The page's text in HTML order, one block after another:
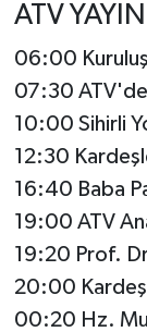
ATV
06:00
07:30
10:00 Sihirli
12:30
16:40 Baba
19:00 ATV
19:20 Prof.
20:00
00:20 Hz.